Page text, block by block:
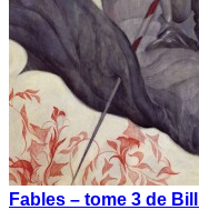
Fables – tome 3 de